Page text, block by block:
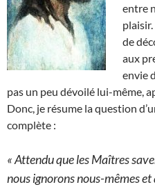
entre
de
aux
envie
pas un peu dévoilé lui-même,
Donc, je résume la question
complète :
« Attendu que les Maîtres
nous ignorons nous-mêmes